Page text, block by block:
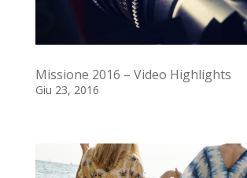
Missione 2016 – Video Highlights
Giu 23, 2016